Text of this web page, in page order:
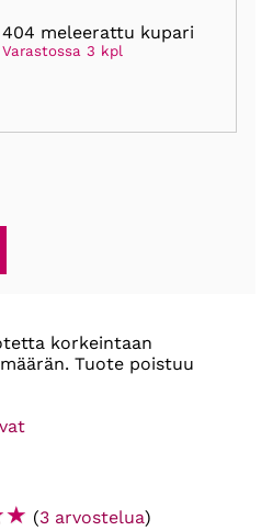
404 meleerattu kupari
Varastossa 3 kpl
korkeintaan
Tuote poistuu
☆ (3 arvostelua)